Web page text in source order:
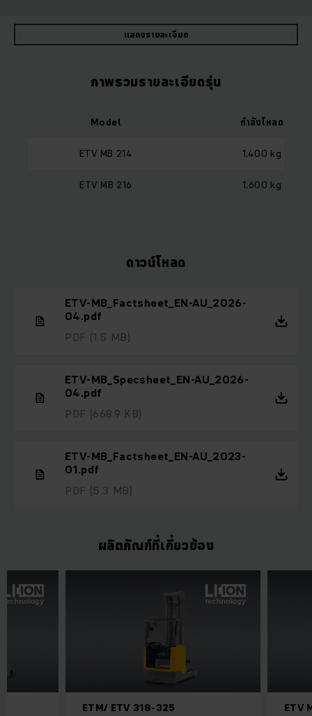
แสดงรายละเอียด
ภาพรวมรายละเอียดรุ่น
Model กำลังโหลด
ETV MB 214 1,400 kg
ETV MB 216 1,600 kg
ดาวน์โหลด
ETV-MB_Factsheet_EN-AU_2026-
04.pdf
PDF (1.5 MB)
ETV-MB_Specsheet_EN-AU_2026-
04.pdf
PDF (668.9 KB)
ETV-MB_Factsheet_EN-AU_2023-
01.pdf
PDF (5.3 MB)
ผลิตภัณฑ์ที่เกี่ยวข้อง
ETM/ ETV 318-325 ETV